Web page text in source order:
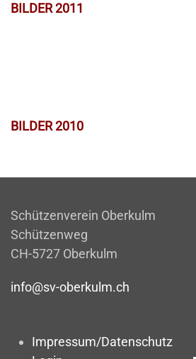
BILDER 2011
BILDER 2010
Schützenverein Oberkulm
Schützenweg
CH-5727 Oberkulm
info@sv-oberkulm.ch
Impressum/Datenschutz